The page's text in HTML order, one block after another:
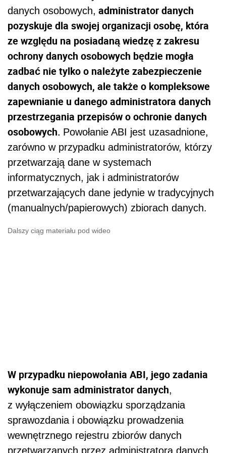
danych osobowych, administrator danych
pozyskuje dla swojej organizacji osobę, która
ze względu na posiadaną wiedzę z zakresu
ochrony danych osobowych będzie mogła
zadbać nie tylko o należyte zabezpieczenie
danych osobowych, ale także o kompleksowe
zapewnianie u danego administratora danych
przestrzegania przepisów o ochronie danych
osobowych. Powołanie ABI jest uzasadnione,
zarówno w przypadku administratorów, którzy
przetwarzają dane w systemach
informatycznych, jak i administratorów
przetwarzających dane jedynie w tradycyjnych
(manualnych/papierowych) zbiorach danych.
Dalszy ciąg materiału pod wideo
W przypadku niepowołania ABI, jego zadania
wykonuje sam administrator danych,
z wyłączeniem obowiązku sporządzania
sprawozdania i obowiązku prowadzenia
wewnętrznego rejestru zbiorów danych
przetwarzanych przez administratora danych